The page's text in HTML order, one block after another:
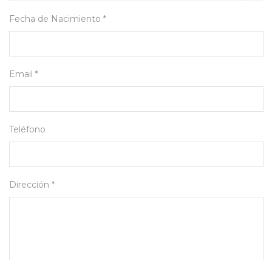
Fecha de Nacimiento *
Email *
Teléfono
Dirección *